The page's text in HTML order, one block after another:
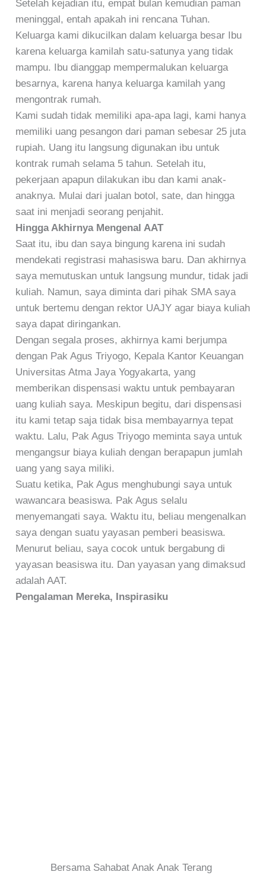
Setelah kejadian itu, empat bulan kemudian paman
meninggal, entah apakah ini rencana Tuhan.
Keluarga kami dikucilkan dalam keluarga besar Ibu
karena keluarga kamilah satu-satunya yang tidak
mampu. Ibu dianggap mempermalukan keluarga
besarnya, karena hanya keluarga kamilah yang
mengontrak rumah.
Kami sudah tidak memiliki apa-apa lagi, kami hanya
memiliki uang pesangon dari paman sebesar 25 juta
rupiah. Uang itu langsung digunakan ibu untuk
kontrak rumah selama 5 tahun. Setelah itu,
pekerjaan apapun dilakukan ibu dan kami anak-
anaknya. Mulai dari jualan botol, sate, dan hingga
saat ini menjadi seorang penjahit.
Hingga Akhirnya Mengenal AAT
Saat itu, ibu dan saya bingung karena ini sudah
mendekati registrasi mahasiswa baru. Dan akhirnya
saya memutuskan untuk langsung mundur, tidak jadi
kuliah. Namun, saya diminta dari pihak SMA saya
untuk bertemu dengan rektor UAJY agar biaya kuliah
saya dapat diringankan.
Dengan segala proses, akhirnya kami berjumpa
dengan Pak Agus Triyogo, Kepala Kantor Keuangan
Universitas Atma Jaya Yogyakarta, yang
memberikan dispensasi waktu untuk pembayaran
uang kuliah saya. Meskipun begitu, dari dispensasi
itu kami tetap saja tidak bisa membayarnya tepat
waktu. Lalu, Pak Agus Triyogo meminta saya untuk
mengangsur biaya kuliah dengan berapapun jumlah
uang yang saya miliki.
Suatu ketika, Pak Agus menghubungi saya untuk
wawancara beasiswa. Pak Agus selalu
menyemangati saya. Waktu itu, beliau mengenalkan
saya dengan suatu yayasan pemberi beasiswa.
Menurut beliau, saya cocok untuk bergabung di
yayasan beasiswa itu. Dan yayasan yang dimaksud
adalah AAT.
Pengalaman Mereka, Inspirasiku
Bersama Sahabat Anak Anak Terang